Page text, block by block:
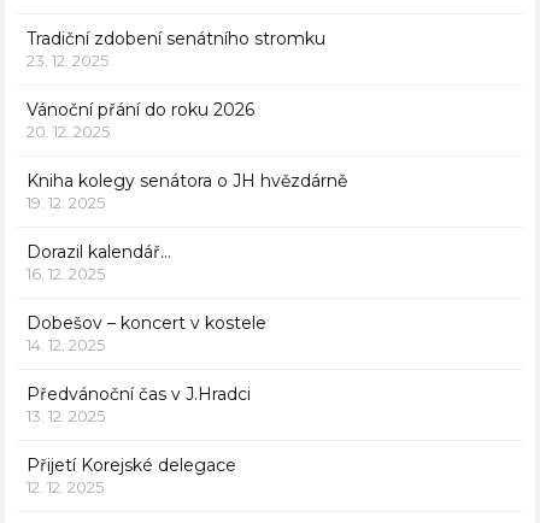
Tradiční zdobení senátního stromku
23. 12. 2025
Vánoční přání do roku 2026
20. 12. 2025
Kniha kolegy senátora o JH hvězdárně
19. 12. 2025
Dorazil kalendář…
16. 12. 2025
Dobešov – koncert v kostele
14. 12. 2025
Předvánoční čas v J.Hradci
13. 12. 2025
Přijetí Korejské delegace
12. 12. 2025